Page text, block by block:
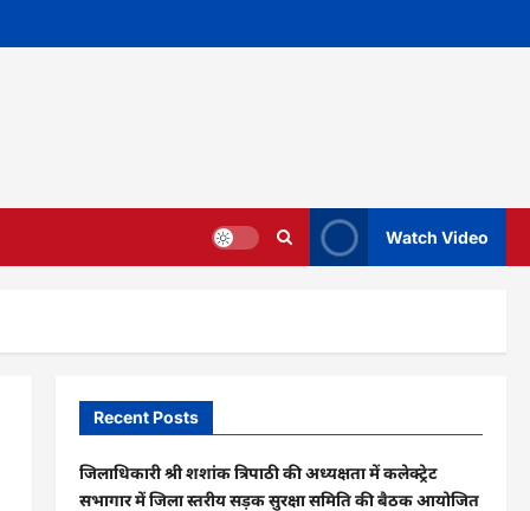
Watch Video
Recent Posts
जिलाधिकारी श्री शशांक त्रिपाठी की अध्यक्षता में कलेक्ट्रेट
सभागार में जिला स्तरीय सड़क सुरक्षा समिति की बैठक आयोजित